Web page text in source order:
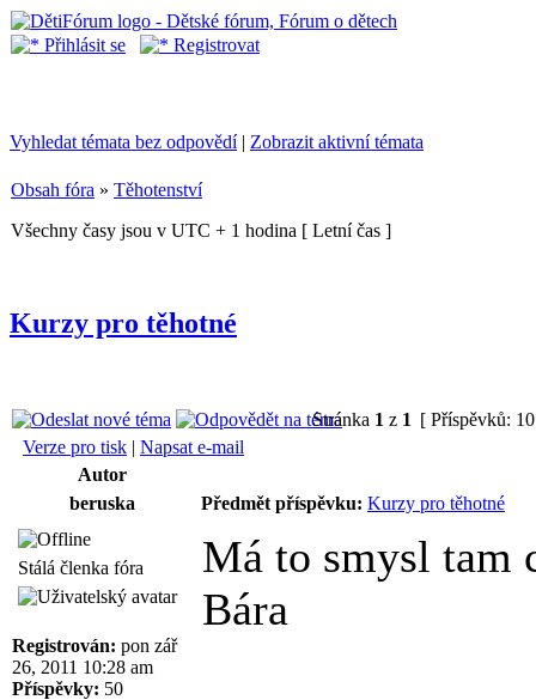
Přihlásit se Registrovat
Vyhledat témata bez odpovědí| Zobrazit aktivní témata
Obsah fóra » Těhotenství
Všechny časy jsou v UTC + 1 hodina [ Letní čas ]
Kurzy pro těhotné
Stránka 1 z 1 [ Příspěvků:
Verze pro tisk | Napsat e-mail
Autor
beruska
Předmět příspěvku: Kurzy pro těhotné
Stálá členka fóra
Registrován: pon zář
26, 2011 10:28 am
Příspěvky: 50
Má to smysl tam
Bára